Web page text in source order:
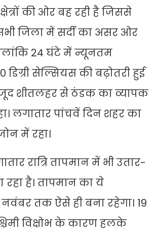
की ओर बह रही है जिससे
जिला में सर्दी का असर ओर
24 घंटे में न्यूनतम
डिग्री सेल्सियस की बढ़ोतरी हुई
शीतलहर से ठंडक का व्यापक
लगातार पांचवें दिन शहर का
में रहा।
रात्रि तापमान में भी उतार-
रहा है। तापमान का ये
तक ऐसे ही बना रहेगा। 19
विक्षोभ के कारण हलके